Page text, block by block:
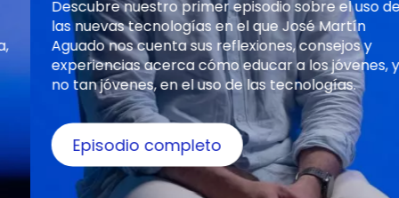
Descubre nuestro primer episodio sobre el uso de
las nuevas tecnologías en el que José Martín
Aguado nos cuenta sus reflexiones, consejos y
experiencias acerca cómo educar a los jóvenes, y
no tan jóvenes, en el uso de las tecnologías.
Episodio completo